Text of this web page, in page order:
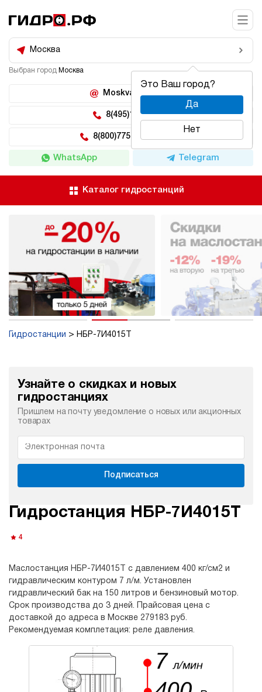
Москва
Это Ваш город?
Да
Нет
Выбран город Москва
Moskva@hidro.ru
8(495)150-04-62
8(800)775-04-62 доб 2
WhatsApp Telegram
Каталог гидростанций
Гидростанции НБР-7И4015Т
Узнайте о скидках и новых
гидростанциях
Пришлем на почту уведомление о новых или акционных
товарах
Подписаться
Гидростанция НБР-7И4015Т
4
Маслостанция НБР-7И4015Т с давлением 400 кг/см2 и
гидравлическим контуром 7 л/м. Установлен
гидравлический бак на 150 литров и бензиновый мотор.
Срок производства до 3 дней. Прайсовая цена с
доставкой до адреса в Москве 279183 руб.
Рекомендуемая комплетация: реле давления.